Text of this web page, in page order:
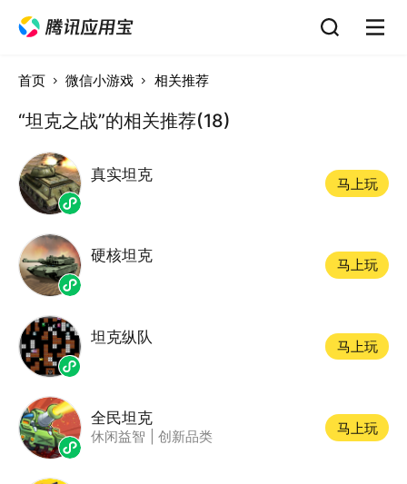
首页 微信小游戏 相关推荐
“坦克之战”的相关推荐(18)
真实坦克
马上玩
硬核坦克
马上玩
坦克纵队
马上玩
全民坦克
休闲益智 创新品类
马上玩